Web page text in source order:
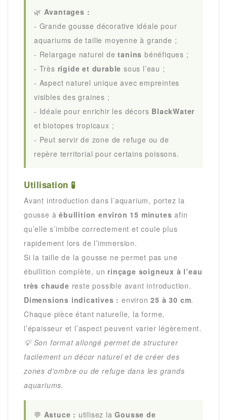
🌿 Avantages :
- Grande gousse décorative idéale pour
aquariums de taille moyenne à grande ;
- Relargage naturel detanins bénéfiques ;
- Très rigide et durable sous l’eau ;
- Aspect naturel unique avec empreintes
visibles des graines ;
- Idéale pour enrichir les décors BlackWater
et biotopes tropicaux ;
- Peut servir de zone de refuge ou de
repère territorial pour certains poissons.
Utilisation 🧪
Avant introduction dans l’aquarium, portez la
gousse àébullition environ 15 minutes afin
qu’elle s’imbibe correctement et coule plus
rapidement lors de l’immersion.
Si la taille de la gousse ne permet pas une
ébullition complète, un rinçage soigneux à l’eau
très chaude reste possible avant introduction.
Dimensions indicatives : environ25 à 30 cm.
Chaque pièce étant naturelle, la forme,
l’épaisseur et l’aspect peuvent varier légèrement.
💡 Son format allongé permet de structurer
facilement un décor naturel et de créer des
zones d’ombre ou de refuge dans les grands
aquariums.
💬 Astuce : utilisez laGousse de